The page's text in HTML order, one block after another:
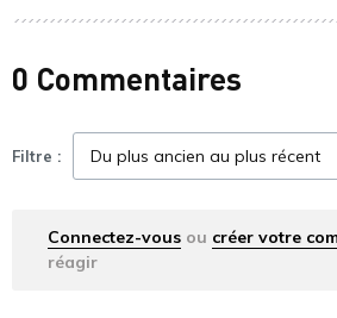
0 Commentaires
Filtre :
Connectez-vous ou créer votre
réagir